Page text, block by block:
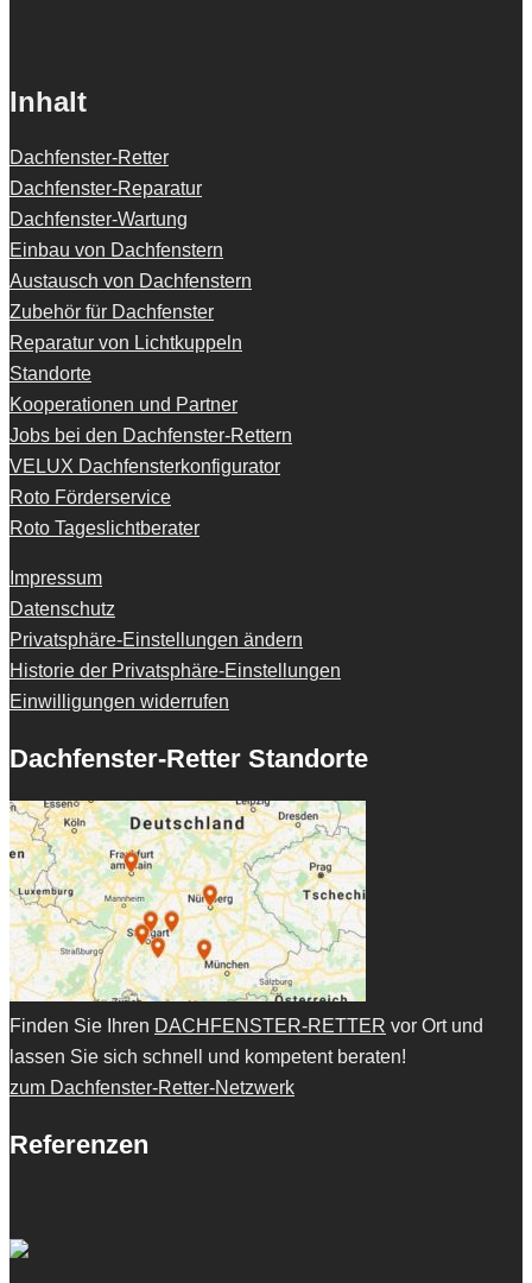
Inhalt
Dachfenster-Retter
Dachfenster-Reparatur
Dachfenster-Wartung
Einbau von Dachfenstern
Austausch von Dachfenstern
Zubehör für Dachfenster
Reparatur von Lichtkuppeln
Standorte
Kooperationen und Partner
Jobs bei den Dachfenster-Rettern
VELUX Dachfensterkonfigurator
Roto Förderservice
Roto Tageslichtberater
Impressum
Datenschutz
Privatsphäre-Einstellungen ändern
Historie der Privatsphäre-Einstellungen
Einwilligungen widerrufen
Dachfenster-Retter Standorte
Finden Sie Ihren DACHFENSTER-RETTER vor Ort und
lassen Sie sich schnell und kompetent beraten!
zum Dachfenster-Retter-Netzwerk
Referenzen